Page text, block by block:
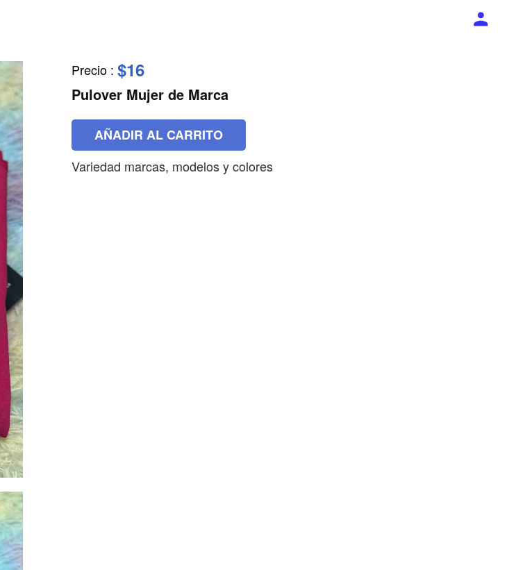
Precio : $16
Pulover Mujer de Marca
AÑADIR AL CARRITO
Variedad marcas, modelos y colores